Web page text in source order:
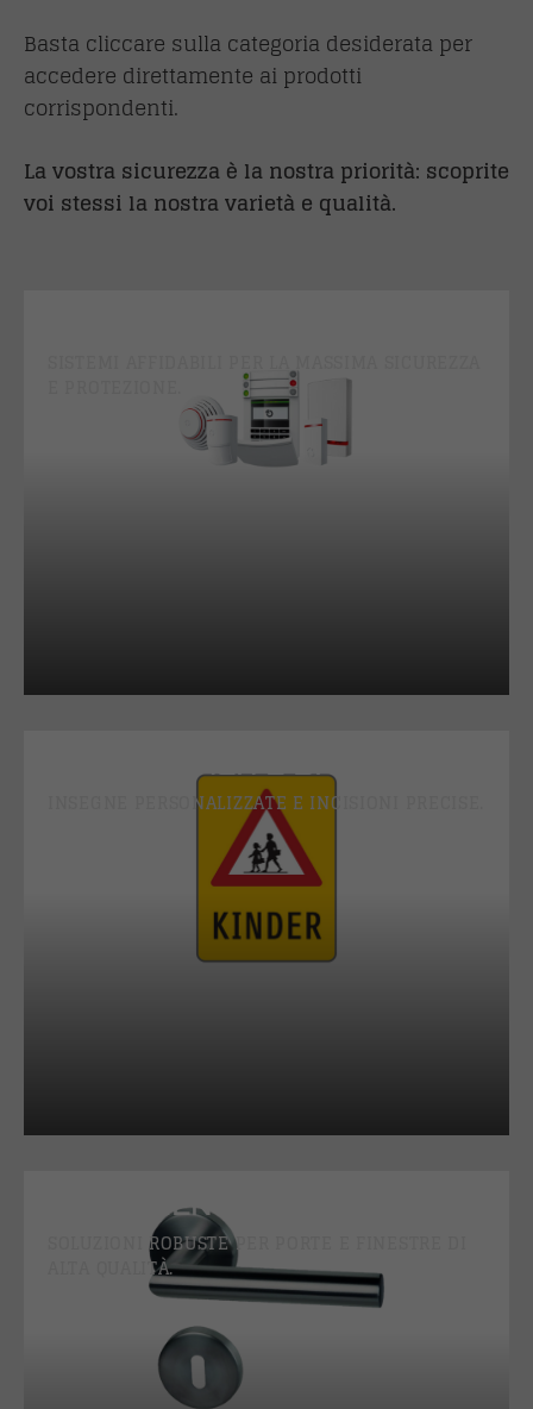
Basta cliccare sulla categoria desiderata per
accedere direttamente ai prodotti
corrispondenti.
La vostra sicurezza è la nostra priorità: scoprite
voi stessi la nostra varietà e qualità.
SEGNALETICA E BACHECHE
INSEGNE PERSONALIZZATE E INCISIONI PRECISE.
FERRAMENTA
SOLUZIONI ROBUSTE PER PORTE E FINESTRE DI
ALTA QUALITÀ.